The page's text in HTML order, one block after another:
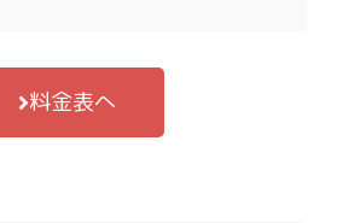
料金表へ